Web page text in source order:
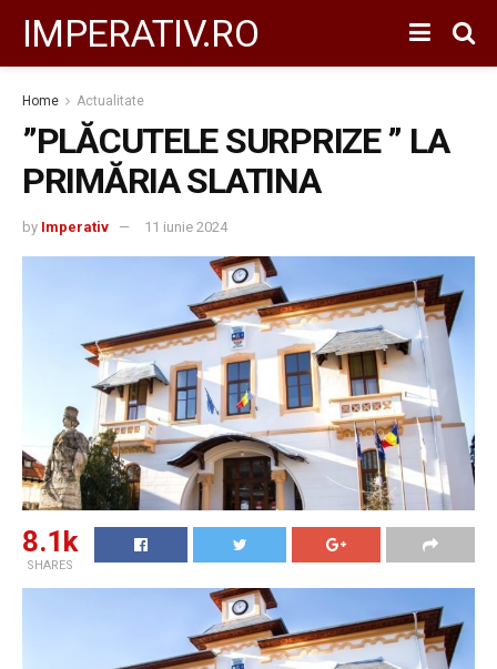
IMPERATIV.RO
Home Actualitate
”PLĂCUTELE SURPRIZE ” LA
PRIMĂRIA SLATINA
by Imperativ 11 iunie 2024
8.1k
SHARES